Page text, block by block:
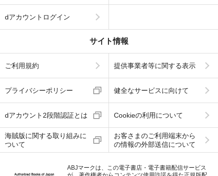
dアカウントログイン
サイト情報
ご利用規約 提供事業者等に関する表示
プライバシーポリシー 健全なサービスに向けて
dアカウント2段階認証とは Cookieの利用について
海賊版に関する取り組みに
ついて
お客さまのご利用端末から
の情報の外部送信について
ABJマークは、この電子書店・電子書籍配信サービス